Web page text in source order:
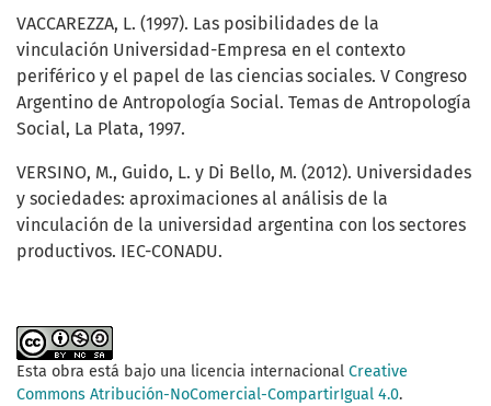
VACCAREZZA, L. (1997). Las posibilidades de la
vinculación Universidad-Empresa en el contexto
periférico y el papel de las ciencias sociales. V Congreso
Argentino de Antropología Social. Temas de Antropología
Social, La Plata, 1997.
VERSINO, M., Guido, L. y Di Bello, M. (2012). Universidades
y sociedades: aproximaciones al análisis de la
vinculación de la universidad argentina con los sectores
productivos. IEC-CONADU.
Esta obra está bajo una licencia internacional Creative
Commons Atribución-NoComercial-CompartirIgual 4.0.